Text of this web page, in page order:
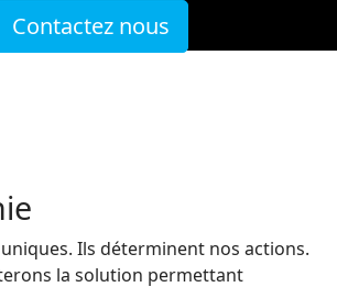
Contactez nous
Ils déterminent nos actions.
la solution permettant